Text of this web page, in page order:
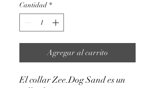
Cantidad *
Agregar al carrito
El collar Zee.Dog Sand es un